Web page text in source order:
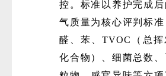
控。标准以养护完成后
气质量为核心评判标准
醛、苯、TVOC（总挥
化合物）、细菌总数